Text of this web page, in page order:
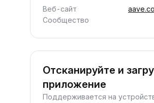
Веб-сайт
Сообщество
Отсканируйте и
приложение
Поддерживается на